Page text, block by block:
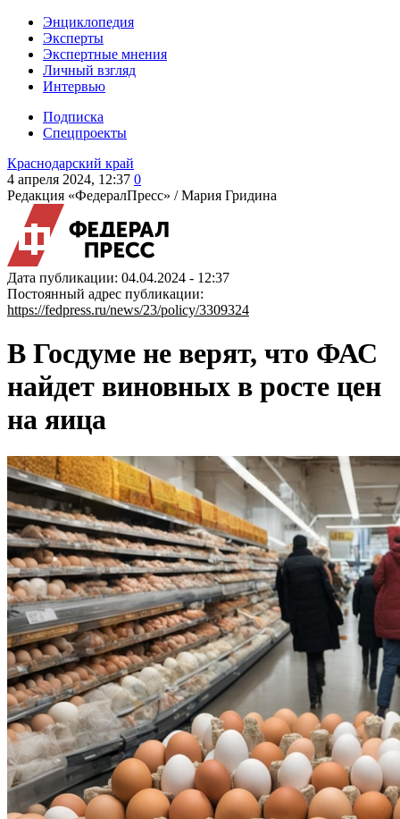
Энциклопедия
Эксперты
Экспертные мнения
Личный взгляд
Интервью
Подписка
Спецпроекты
Краснодарский край
4 апреля 2024, 12:37 0
Редакция «ФедералПресс» /Мария Гридина
Дата публикации: 04.04.2024 - 12:37
Постоянный адрес публикации:
https://fedpress.ru/news/23/policy/3309324
В Госдуме не верят, что ФАС
найдет виновных в росте цен
на яица